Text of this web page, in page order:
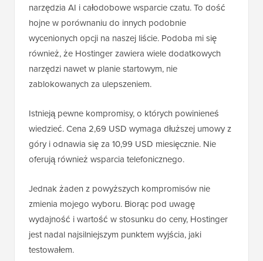
narzędzia AI i całodobowe wsparcie czatu. To dość
hojne w porównaniu do innych podobnie
wycenionych opcji na naszej liście. Podoba mi się
również, że Hostinger zawiera wiele dodatkowych
narzędzi nawet w planie startowym, nie
zablokowanych za ulepszeniem.
Istnieją pewne kompromisy, o których powinieneś
wiedzieć. Cena 2,69 USD wymaga dłuższej umowy z
góry i odnawia się za 10,99 USD miesięcznie. Nie
oferują również wsparcia telefonicznego.
Jednak żaden z powyższych kompromisów nie
zmienia mojego wyboru. Biorąc pod uwagę
wydajność i wartość w stosunku do ceny, Hostinger
jest nadal najsilniejszym punktem wyjścia, jaki
testowałem.